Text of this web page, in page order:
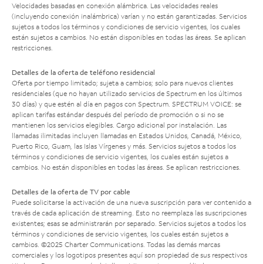
Velocidades basadas en conexión alámbrica. Las velocidades reales
(incluyendo conexión inalámbrica) varían y no están garantizadas. Servicios
sujetos a todos los términos y condiciones de servicio vigentes, los cuales
están sujetos a cambios. No están disponibles en todas las áreas. Se aplican
restricciones.
Detalles de la oferta de teléfono residencial
Oferta por tiempo limitado; sujeta a cambios; solo para nuevos clientes
residenciales (que no hayan utilizado servicios de Spectrum en los últimos
30 días) y que estén al día en pagos con Spectrum. SPECTRUM VOICE: se
aplican tarifas estándar después del período de promoción o si no se
mantienen los servicios elegibles. Cargo adicional por instalación. Las
llamadas ilimitadas incluyen llamadas en Estados Unidos, Canadá, México,
Puerto Rico, Guam, las Islas Vírgenes y más. Servicios sujetos a todos los
términos y condiciones de servicio vigentes, los cuales están sujetos a
cambios. No están disponibles en todas las áreas. Se aplican restricciones.
Detalles de la oferta de TV por cable
Puede solicitarse la activación de una nueva suscripción para ver contenido a
través de cada aplicación de streaming. Esto no reemplaza las suscripciones
existentes; esas se administrarán por separado. Servicios sujetos a todos los
términos y condiciones de servicio vigentes, los cuales están sujetos a
cambios. ©2025 Charter Communications. Todas las demás marcas
comerciales y los logotipos presentes aquí son propiedad de sus respectivos